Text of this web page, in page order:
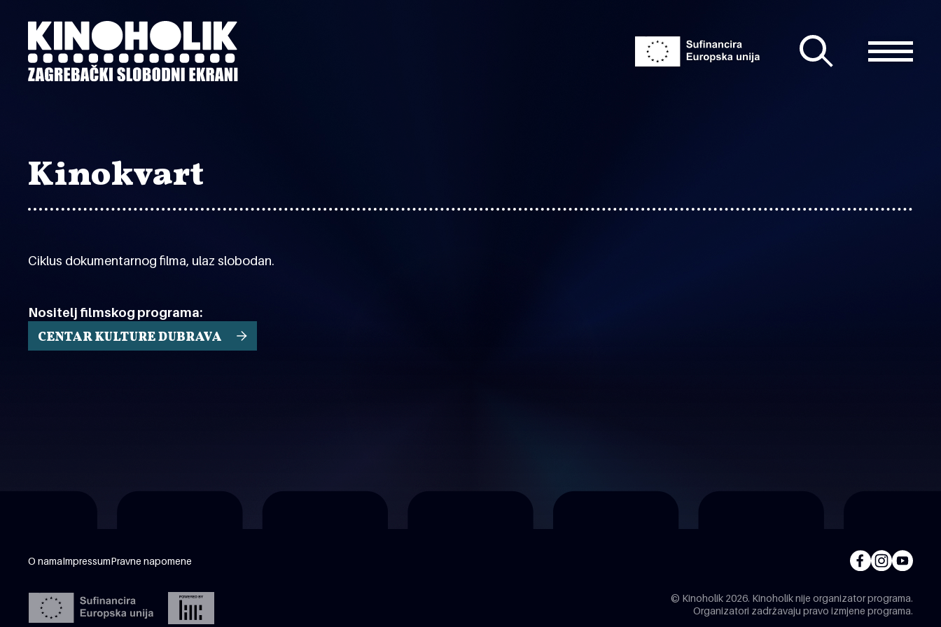
sadržaj
Kinokvart
Ciklus dokumentarnog filma, ulaz slobodan.
Nositelj filmskog programa:
CENTAR KULTURE DUBRAVA
O namaImpressumPravne napomene
© Kinoholik 2026. Kinoholik nije organizator programa.
Organizatori zadržavaju pravo izmjene programa.